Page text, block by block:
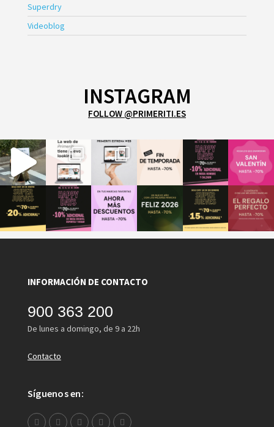
Superdry
Videoblog
INSTAGRAM
FOLLOW @PRIMERITI.ES
INFORMACIÓN DE CONTACTO
900 363 200
De lunes a domingo, de 9 a 22h
Contacto
Síguenos en: